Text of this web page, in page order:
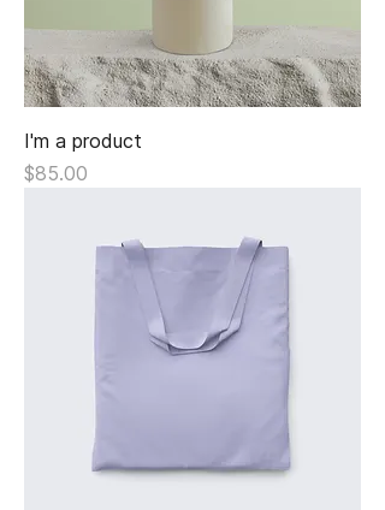
I'm a product
Giá
$85.00